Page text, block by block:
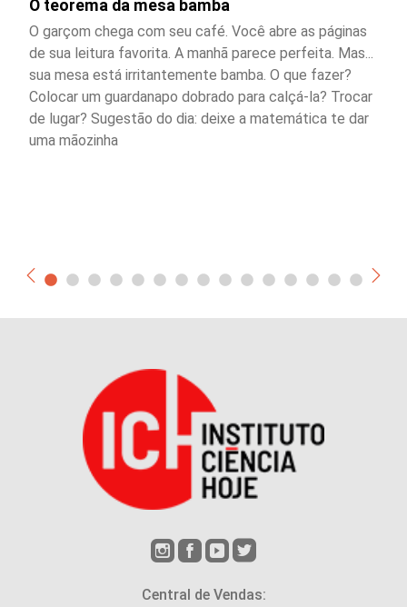
O teorema da mesa bamba
O garçom chega com seu café. Você abre as páginas
de sua leitura favorita. A manhã parece perfeita. Mas...
sua mesa está irritantemente bamba. O que fazer?
Colocar um guardanapo dobrado para calçá-la? Trocar
de lugar? Sugestão do dia: deixe a matemática te dar
uma mãozinha
Central de Vendas: